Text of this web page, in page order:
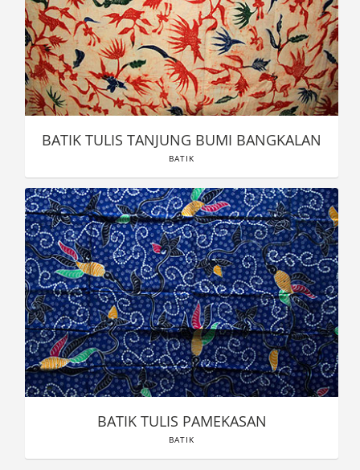
BATIK TULIS TANJUNG BUMI BANGKALAN
BATIK
BATIK TULIS PAMEKASAN
BATIK